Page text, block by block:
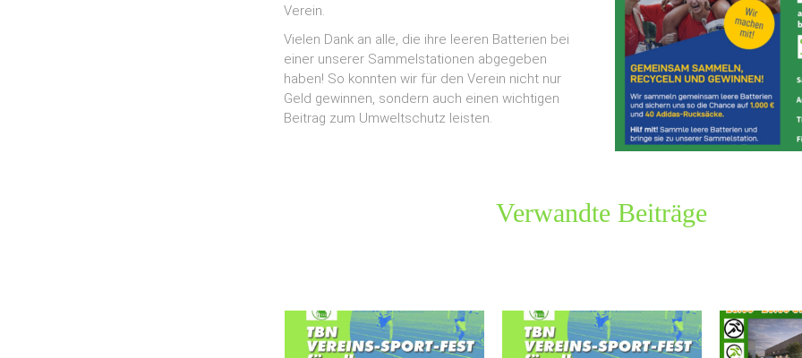
Verein.
Vielen Dank an alle, die ihre leeren Batterien bei
einer unserer Sammelstationen abgegeben
haben! So konnten wir für den Verein nicht nur
Geld gewinnen, sondern auch einen wichtigen
Beitrag zum Umweltschutz leisten.
Verwandte Beiträge